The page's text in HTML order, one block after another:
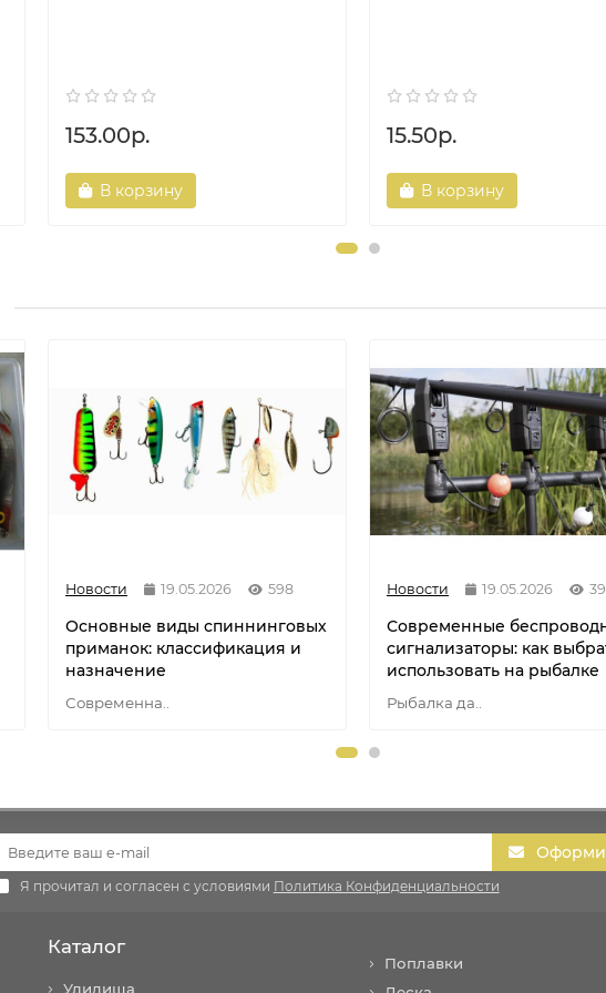
153.00р.
В корзину
15.50р.
В корзину
Новости 19.05.2026 598
Основные виды спиннинговых
приманок: классификация и
назначение
Современна..
Новости 19.05.2026
Современные
сигнализаторы: как
использовать на рыбалке
Рыбалка да..
Я прочитал и согласен с условиями Политика Конфиденциальности
Каталог
Удилища
Поплавки